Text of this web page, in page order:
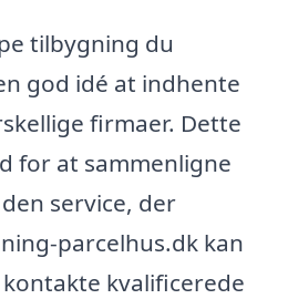
tilbygning du
god idé at indhente
firmaer. Dette
for at sammenligne
service, der
parcelhus.dk kan
kvalificerede